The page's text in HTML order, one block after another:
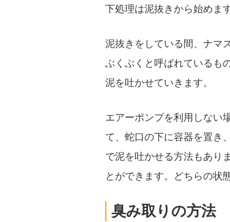
下処理は泥抜きから始めます
泥抜きをしている間、ナマ
ぶくぶくと呼ばれているも
泥を吐かせていきます。
エアーポンプを利用しない
て、蛇口の下に容器を置き
で泥を吐かせる方法もあり
とができます。どちらの状
臭み取りの方法